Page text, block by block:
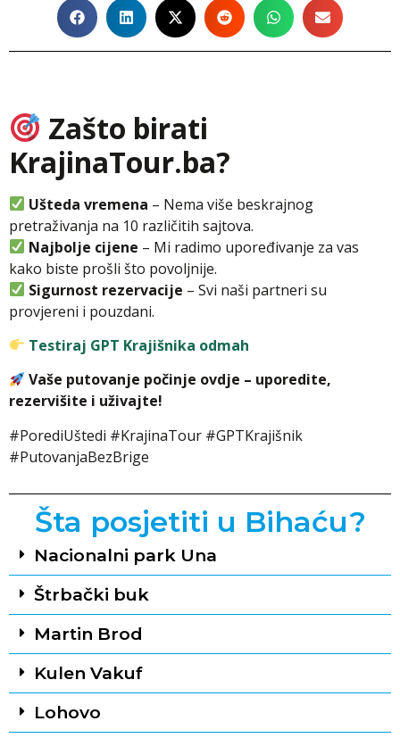
Zašto birati
KrajinaTour.ba?
Ušteda vremena – Nema više beskrajnog
pretraživanja na 10 različitih sajtova.
Najbolje cijene – Mi radimo upoređivanje za vas
kako biste prošli što povoljnije.
Sigurnost rezervacije – Svi naši partneri su
provjereni i pouzdani.
Testiraj GPT Krajišnika odmah
Vaše putovanje počinje ovdje – uporedite,
rezervišite i uživajte!
#PorediUštedi #KrajinaTour #GPTKrajišnik
#PutovanjaBezBrige
Šta posjetiti u Bihaću?
Nacionalni park Una
Štrbački buk
Martin Brod
Kulen Vakuf
Lohovo